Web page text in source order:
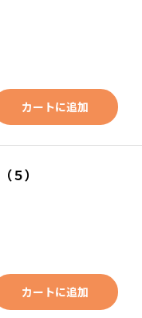
カートに追加
５）
カートに追加